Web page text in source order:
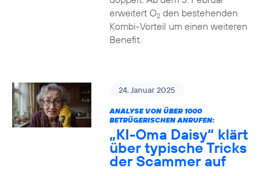
erweitert O2den bestehenden
Kombi-Vorteil um einen weiteren
Benefit.
24. Januar 2025
ANALYSE VON ÜBER 1000
BETRÜGERISCHEN ANRUFEN:
„KI-Oma Daisy“ klärt
über typische Tricks
der Scammer auf